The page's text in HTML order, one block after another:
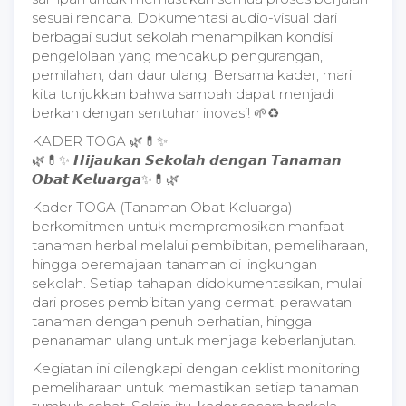
sesuai rencana. Dokumentasi audio-visual dari
berbagai sudut sekolah menampilkan kondisi
pengelolaan yang mencakup pengurangan,
pemilahan, dan daur ulang. Bersama kader, mari
kita tunjukkan bahwa sampah dapat menjadi
berkah dengan sentuhan inovasi! 🌱♻
KADER TOGA 🌿💊✨
🌿💊✨ 𝙃𝙞𝙟𝙖𝙪𝙠𝙖𝙣 𝙎𝙚𝙠𝙤𝙡𝙖𝙝 𝙙𝙚𝙣𝙜𝙖𝙣 𝙏𝙖𝙣𝙖𝙢𝙖𝙣
𝙊𝙗𝙖𝙩 𝙆𝙚𝙡𝙪𝙖𝙧𝙜𝙖✨💊🌿
Kader TOGA (Tanaman Obat Keluarga)
berkomitmen untuk mempromosikan manfaat
tanaman herbal melalui pembibitan, pemeliharaan,
hingga peremajaan tanaman di lingkungan
sekolah. Setiap tahapan didokumentasikan, mulai
dari proses pembibitan yang cermat, perawatan
tanaman dengan penuh perhatian, hingga
penanaman ulang untuk menjaga keberlanjutan.
Kegiatan ini dilengkapi dengan ceklist monitoring
pemeliharaan untuk memastikan setiap tanaman